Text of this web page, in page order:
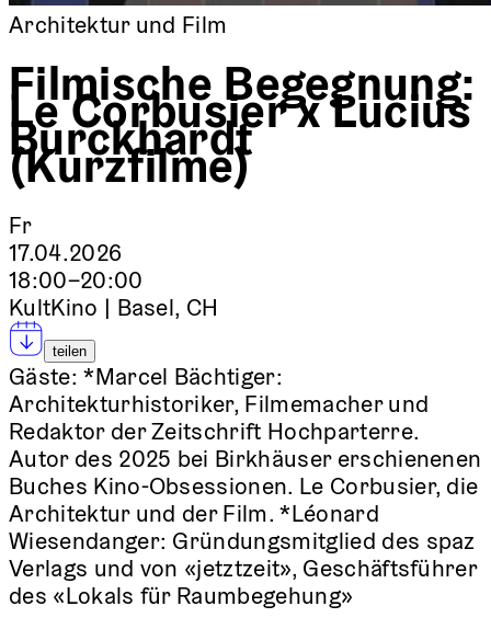
Architektur und Film
Filmische Begegnung:
Le Corbusier x Lucius
Burckhardt
(Kurzfilme)
Fr
17.04.2026
18:00–20:00
KultKino | Basel, CH
teilen
Gäste: *Marcel Bächtiger:
Architekturhistoriker, Filmemacher und
Redaktor der Zeitschrift Hochparterre.
Autor des 2025 bei Birkhäuser erschienenen
Buches Kino-Obsessionen. Le Corbusier, die
Architektur und der Film. *Léonard
Wiesendanger: Gründungsmitglied des spaz
Verlags und von «jetztzeit», Geschäftsführer
des «Lokals für Raumbegehung»